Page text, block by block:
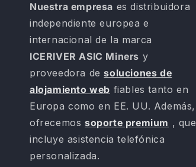
Nuestra empresa es distribuidora
independiente europea e
internacional de la marca
ICERIVER ASIC Miners y
proveedora desoluciones de
alojamiento web fiables tanto en
Europa como en EE. UU. Además,
ofrecemos soporte premium , que
incluye asistencia telefónica
personalizada.